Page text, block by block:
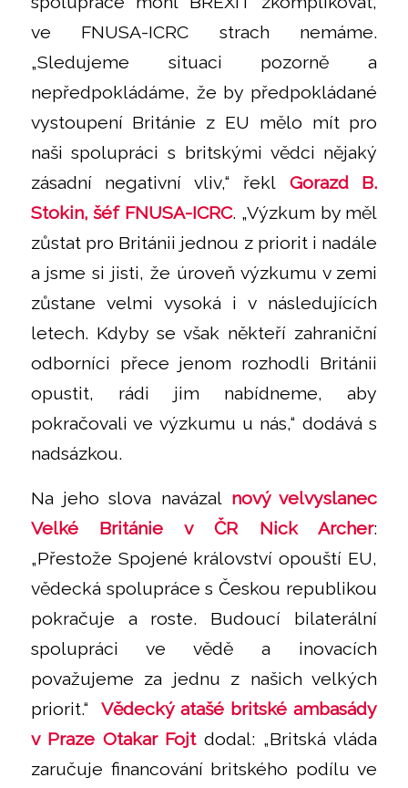
ve FNUSA-ICRC strach nemáme.
„Sledujeme situaci pozorně a
nepředpokládáme, že by předpokládané
vystoupení Británie z EU mělo mít pro
naši spolupráci s britskými vědci nějaký
zásadní negativní vliv,“ řekl Gorazd B.
Stokin, šéf FNUSA-ICRC. „Výzkum by měl
zůstat pro Británii jednou z priorit i nadále
a jsme si jisti, že úroveň výzkumu v zemi
zůstane velmi vysoká i v následujících
letech. Kdyby se však někteří zahraniční
odborníci přece jenom rozhodli Británii
opustit, rádi jim nabídneme, aby
pokračovali ve výzkumu u nás,“ dodává s
nadsázkou.
Na jeho slova navázal nový velvyslanec
Velké Británie v ČR Nick Archer:
„Přestože Spojené království opouští EU,
vědecká spolupráce s Českou republikou
pokračuje a roste. Budoucí bilaterální
spolupráci ve vědě a inovacích
považujeme za jednu z našich velkých
priorit.“ Vědecký atašé britské ambasády
v Praze Otakar Fojtdodal: „Britská vláda
zaručuje financování britského podílu ve